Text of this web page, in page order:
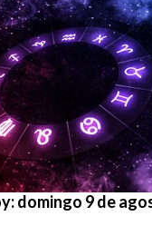
domingo 9 de